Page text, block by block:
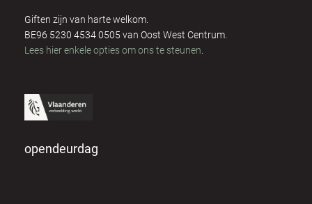
Giften zijn van harte welkom.
BE96 5230 4534 0505 van Oost West Centrum.
Lees hier enkele opties om ons te steunen
opendeurdag